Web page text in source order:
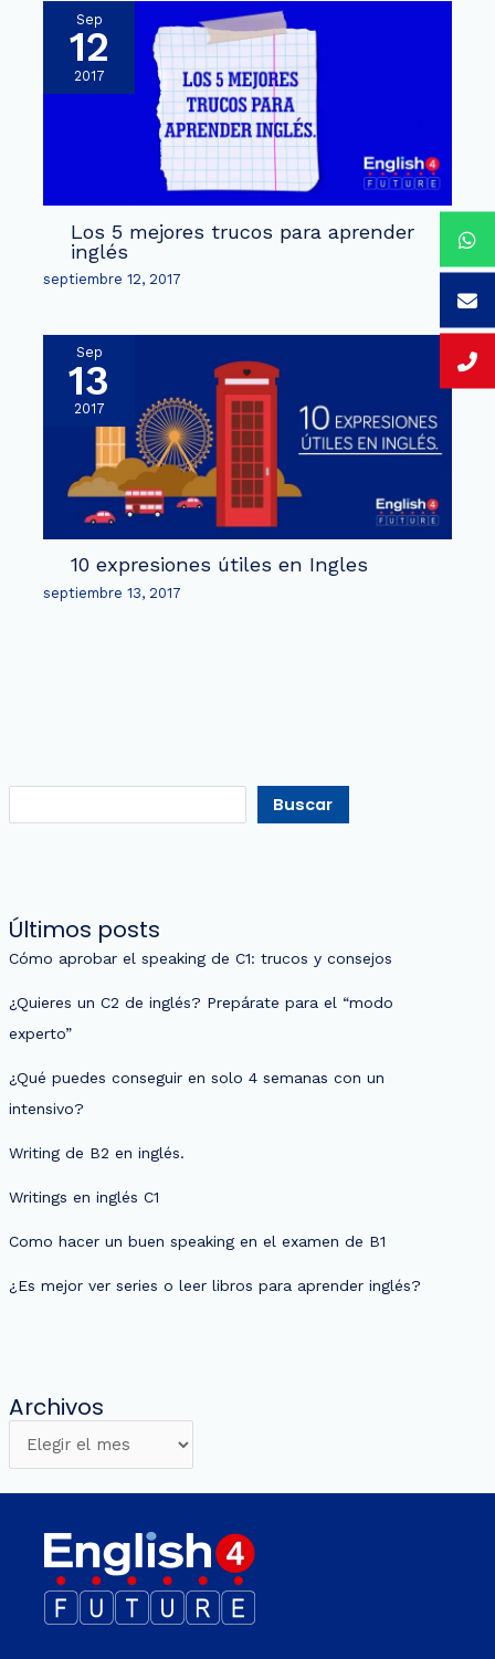
Sep
12
2017
Los 5 mejores trucos para aprender
inglés
septiembre 12, 2017
Sep
13
2017
10 expresiones útiles en Ingles
septiembre 13, 2017
Buscar
Últimos posts
Cómo aprobar el speaking de C1: trucos y consejos
¿Quieres un C2 de inglés? Prepárate para el “modo
experto”
¿Qué puedes conseguir en solo 4 semanas con un
intensivo?
Writing de B2 en inglés.
Writings en inglés C1
Como hacer un buen speaking en el examen de B1
¿Es mejor ver series o leer libros para aprender inglés?
Archivos